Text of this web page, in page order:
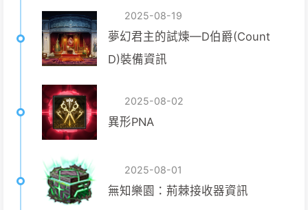
2025-08-19
夢幻君主的試煉—D伯爵(Count
D)裝備資訊
2025-08-02
異形PNA
2025-08-01
無知樂園：荊棘接收器資訊